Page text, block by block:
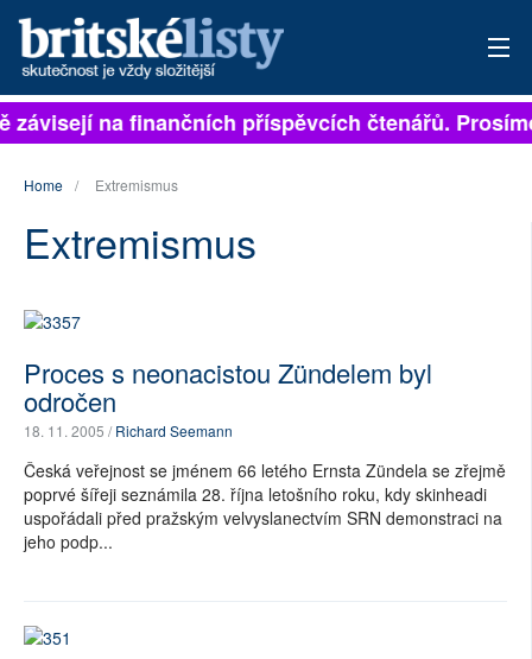
PŘIHLÁSIT
AKTUÁLNÍ VYDÁNÍ
ARCHIV
NEJČTENĚJŠÍ ZA 7 DNÍ
PŘÍSPĚVKY NA PROVOZ
závisejí na finančních příspěvcích čtenářů.
Home Extremismus
Extremismus
Proces s neonacistou Zündelem byl
odročen
18. 11. 2005 /Richard Seemann
Česká veřejnost se jménem 66 letého Ernsta Zündela se zřejmě
poprvé šířeji seznámila 28. října letošního roku, kdy skinheadi
uspořádali před pražským velvyslanectvím SRN demonstraci na
jeho podp...